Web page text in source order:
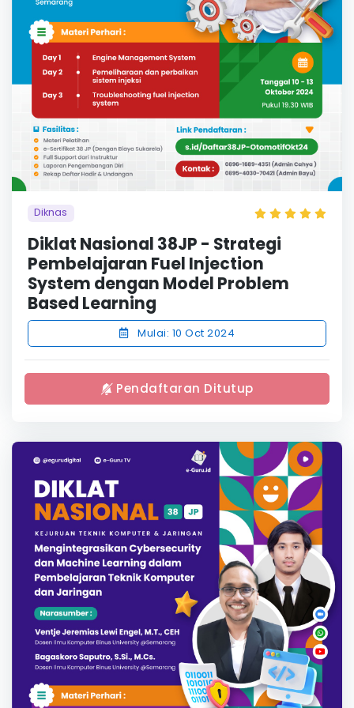
Diknas
Diklat Nasional 38JP - Strategi
Pembelajaran Fuel Injection
System dengan Model Problem
Based Learning
Mulai: 10 Oct 2024
Pendaftaran Ditutup